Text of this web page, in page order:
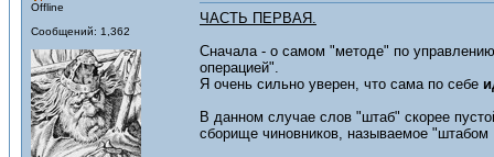
Offline
Сообщений: 1,362
ЧАСТЬ ПЕРВАЯ.
Сначала - о самом "методе" по управлению
операцией".
Я очень сильно уверен, что сама по себе
В данном случае слов "штаб" скорее
сборище чиновников, называемое